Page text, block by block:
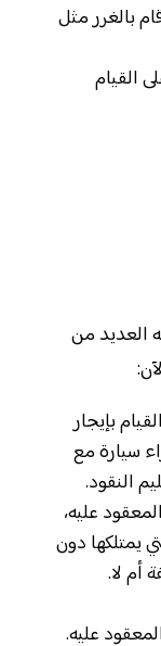
بالغرر مثل
القيام
العديد من
بإيجار
سيارة مع
النقود.
عليه،
يمتلكها دون
أم لا.
عليه.